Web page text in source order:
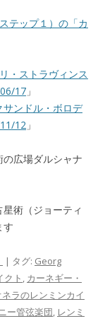
テップ１）の「カ
・ストラヴィンス
17 」
ンドル・ボロデ
12 」
広場ダルシャナ
術（ジョーティ
す
| タグ: Georg
クト , カーネギー・
ネラのレンミンカイ
ー管弦楽団, レンミ